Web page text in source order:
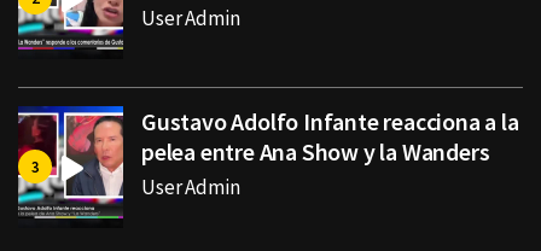
User Admin
Gustavo Adolfo Infante reacciona a la
pelea entre Ana Show y la Wanders
User Admin